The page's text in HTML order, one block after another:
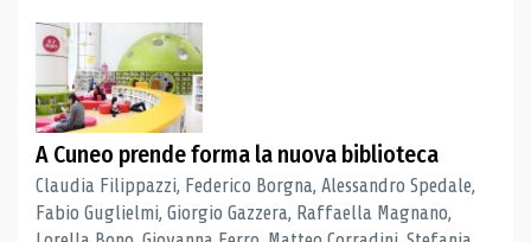
A Cuneo prende forma la nuova biblioteca
Claudia Filippazzi, Federico Borgna, Alessandro Spedale,
Fabio Guglielmi, Giorgio Gazzera, Raffaella Magnano,